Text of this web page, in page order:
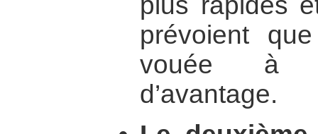
prévoient
vouée à
d’avantage.